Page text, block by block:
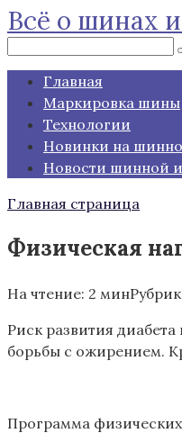
Перейти
к
контенту
Всё о шинах
Главная
Маркировка шины
Технологии
Новинки на
Новости шинной
Главная страница
Физическая
На чтение: 2 мин
Риск развития
борьбы с ожирением.
Программа